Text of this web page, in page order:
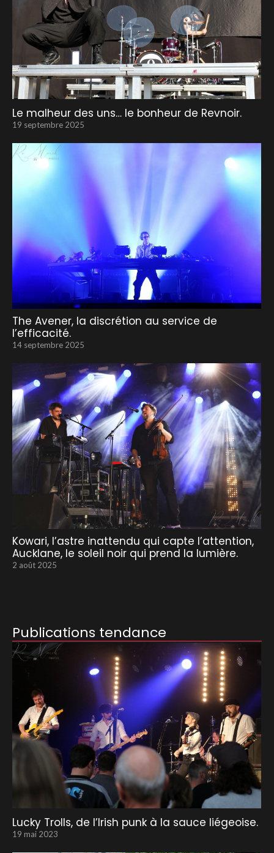
Le malheur des uns… le bonheur de Revnoir.
19 septembre 2025
The Avener, la discrétion au service de
l’efficacité.
14 septembre 2025
Kowari, l’astre inattendu qui capte l’attention,
Aucklane, le soleil noir qui prend la lumière.
2 août 2025
Publications tendance
Lucky Trolls, de l’Irish punk à la sauce liégeoise.
19 mai 2023